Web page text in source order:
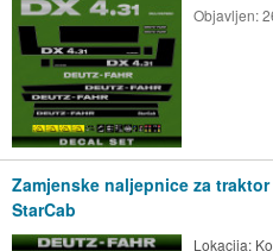
Objavljen:
Zamjenske naljepnice za traktor
StarCab
Lokacija: